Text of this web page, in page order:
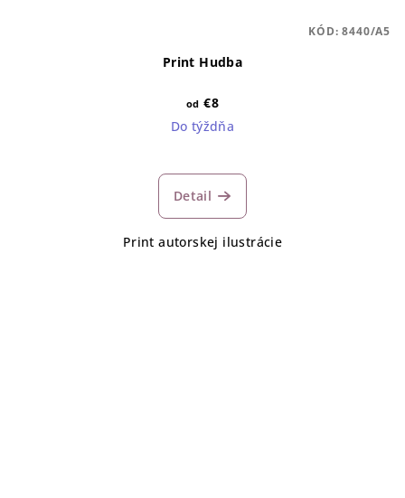
Print Hudba
od €8
Do týždňa
Detail
Print autorskej ilustrácie
KÓD:8440/A5